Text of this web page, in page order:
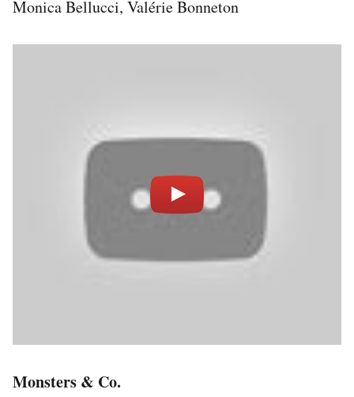
Monica Bellucci, Valérie Bonneton
Monsters & Co.